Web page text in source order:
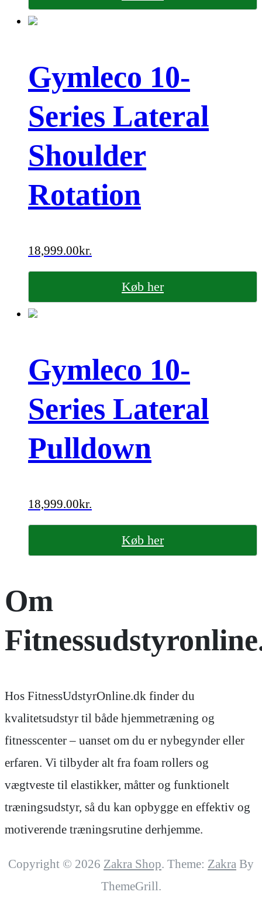
Gymleco 10-
Series Lateral
Shoulder
Rotation
18,999.00kr.
Køb her
Gymleco 10-
Series Lateral
Pulldown
18,999.00kr.
Køb her
Om
Hos FitnessUdstyrOnline.dk finder du
kvalitetsudstyr til både hjemmetræning og
fitnesscenter – uanset om du er nybegynder eller
erfaren. Vi tilbyder alt fra foam rollers og
vægtveste til elastikker, måtter og funktionelt
træningsudstyr, så du kan opbygge en effektiv og
motiverende træningsrutine derhjemme.
Copyright © 2026 Zakra Shop. Theme: Zakra By
ThemeGrill.